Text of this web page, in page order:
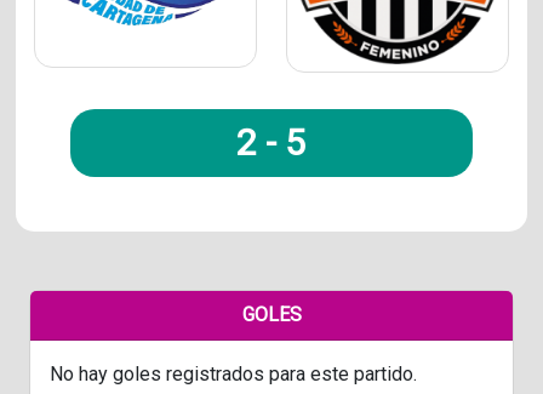
2 - 5
GOLES
No hay goles registrados para este partido.